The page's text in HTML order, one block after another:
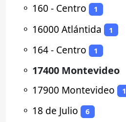
⚬ 160 - Centro 1
⚬ 16000 Atlántida 1
⚬ 164 - Centro 1
⚬ 17400 Montevideo
⚬ 17900 Montevideo 1
⚬ 18 de Julio 6